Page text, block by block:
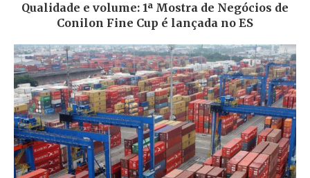
Qualidade e volume: 1ª Mostra de Negócios de
Conilon Fine Cup é lançada no ES